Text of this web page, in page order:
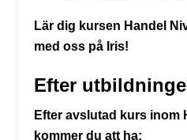
Lär dig kursen Handel
med oss på Iris!
Efter
Efter avslutad kurs inom
kommer du att ha: